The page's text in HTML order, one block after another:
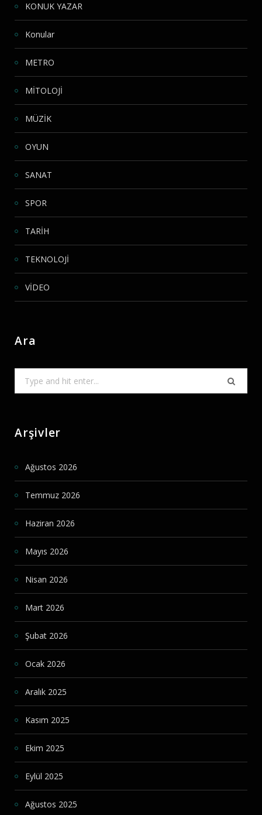
KONUK YAZAR
Konular
METRO
MİTOLOJİ
MÜZİK
OYUN
SANAT
SPOR
TARİH
TEKNOLOJİ
VİDEO
Ara
for:
Arşivler
Ağustos 2026
Temmuz 2026
Haziran 2026
Mayıs 2026
Nisan 2026
Mart 2026
Şubat 2026
Ocak 2026
Aralık 2025
Kasım 2025
Ekim 2025
Eylül 2025
Ağustos 2025